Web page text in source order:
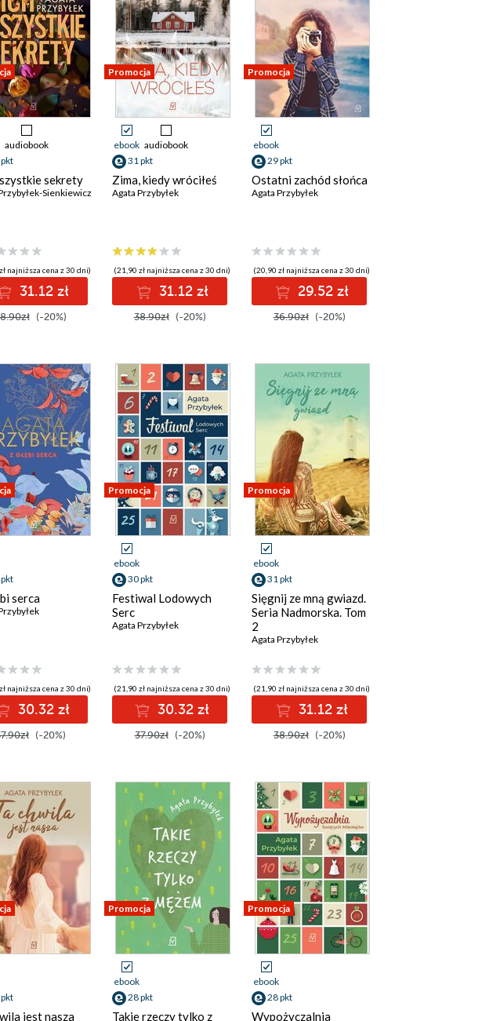
audiobook
sekrety
Sienkiewicz
najniższa cena z 30 dni)
31.12 zł
(-20%)
Promocja
ebook audiobook
31 pkt
Zima, kiedy wróciłeś
Agata Przybyłek
(21,90 zł najniższa cena z 30 dni)
31.12 zł
38.90zł (-20%)
Promocja
ebook
29 pkt
Ostatni zachód słońca
Agata Przybyłek
(20,90 zł najniższa cena z 30 dni)
29.52 zł
36.90zł (-20%)
serca
najniższa cena z 30 dni)
30.32 zł
(-20%)
Promocja
ebook
30 pkt
Festiwal Lodowych
Serc
Agata Przybyłek
(21,90 zł najniższa cena z 30 dni)
30.32 zł
37.90zł (-20%)
Promocja
ebook
31 pkt
Sięgnij ze mną gwiazd.
Seria Nadmorska. Tom
2
Agata Przybyłek
(21,90 zł najniższa cena z 30 dni)
31.12 zł
38.90zł (-20%)
jest nasza
Promocja
ebook
28 pkt
Takie rzeczy tylko z
Promocja
ebook
28 pkt
Wypożyczalnia